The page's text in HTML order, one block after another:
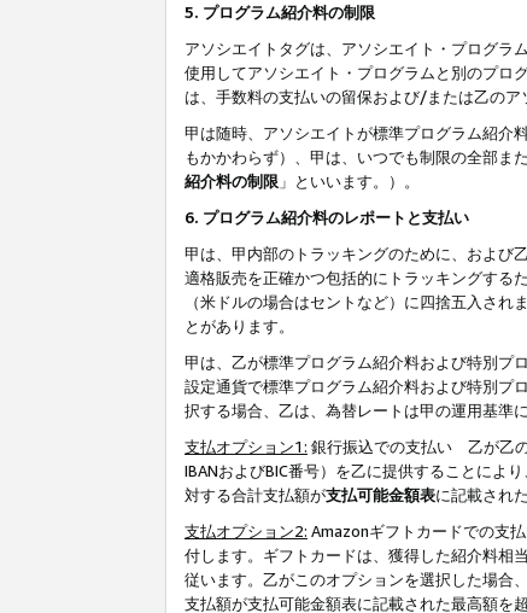
5. プログラム紹介料の制限
アソシエイトタグは、アソシエイト・プログラ
使用してアソシエイト・プログラムと別のプロ
は、手数料の支払いの留保および/または乙の
甲は随時、アソシエイトが標準プログラム紹介
もかかわらず）、甲は、いつでも制限の全部ま
紹介料の制限 」といいます。）。
6. プログラム紹介料のレポートと支払い
甲は、甲内部のトラッキングのために、および
適格販売を正確かつ包括的にトラッキングする
（米ドルの場合はセントなど）に四捨五入さ
とがあります。
甲は、乙が標準プログラム紹介料および特別プ
設定通貨で標準プログラム紹介料および特別プ
択する場合、乙は、為替レートは甲の運用基準
支払オプション1: 銀行振込での支払い 乙が乙
IBANおよびBIC番号）を乙に提供することによ
対する合計支払額が支払可能金額表に記載され
支払オプション2: Amazonギフトカードでの支
付します。ギフトカードは、獲得した紹介料相
従います。乙がこのオプションを選択した場合
支払額が支払可能金額表に記載された最高額を